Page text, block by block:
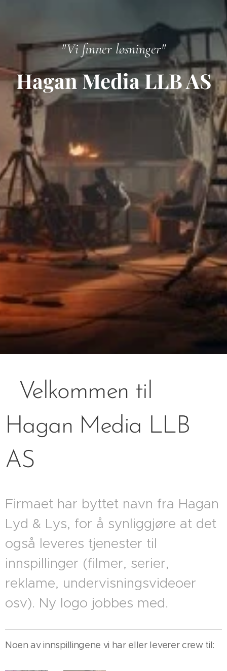
"Vi finner løsninger"
Hagan Media LLB AS
Velkommen til
Hagan Media LLB
AS
Firmaet har byttet navn fra Hagan
Lyd & Lys, for å synliggjøre at det
også leveres tjenester til
innspillinger (filmer, serier,
reklame, undervisningsvideoer
osv). Ny logo jobbes med.
Noen av innspillingene vi har eller leverer crew til:
Ølhunden
Berit